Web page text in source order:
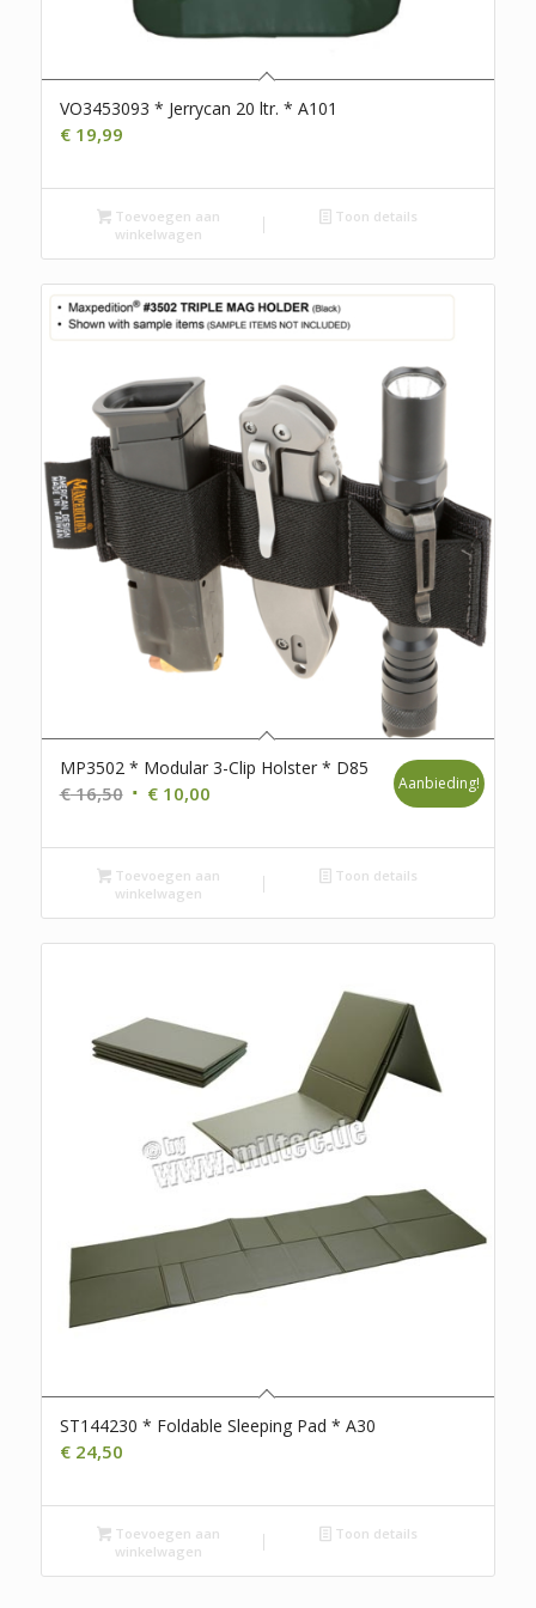
VO3453093 * Jerrycan 20 ltr. * A101
€19,99
Toevoegen aan
winkelwagen
Toon details
MP3502 * Modular 3-Clip Holster * D85
€16,50 Oorspronkelijke
was:
€ 16,50.
€10,00Huidige
is:
€ 10,00.
Aanbieding!
Toevoegen aan
winkelwagen
Toon details
ST144230 * Foldable Sleeping Pad * A30
€24,50
Toevoegen aan
winkelwagen
Toon details